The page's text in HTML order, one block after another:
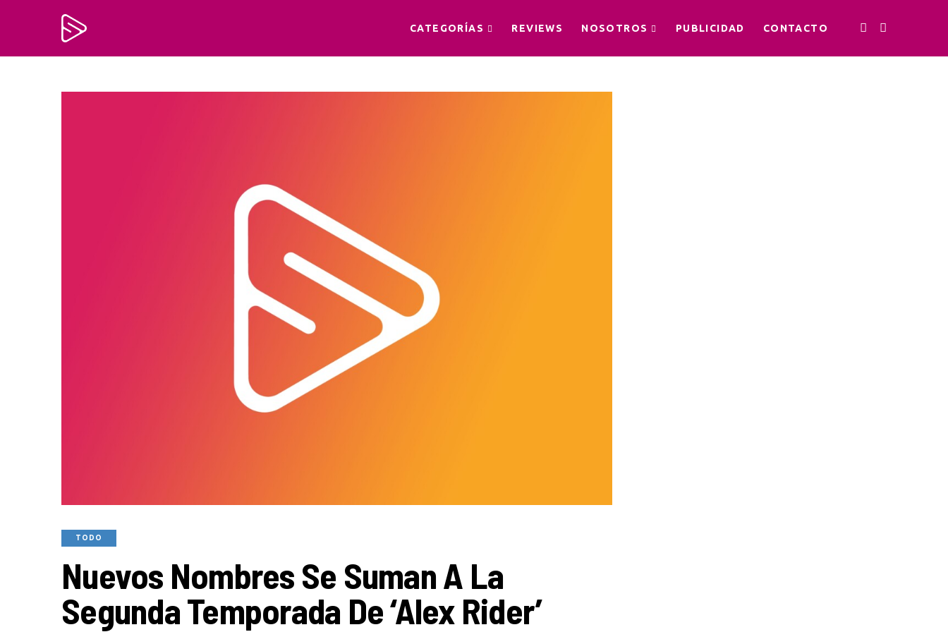
CATEGORÍAS REVIEWS NOSOTROS PUBLICIDAD CONTACTO
TODO
Nuevos Nombres Se Suman A La
Segunda Temporada De ‘Alex Rider’